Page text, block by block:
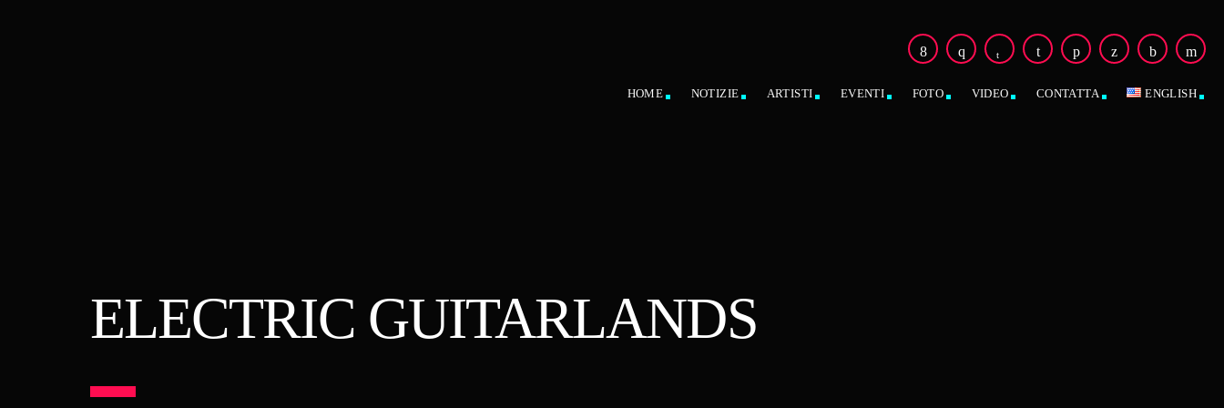
HOME NOTIZIE ARTISTI EVENTI FOTO VIDEO CONTATTA ENGLISH
ELECTRIC GUITARLANDS